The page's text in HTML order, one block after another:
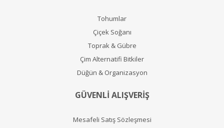
Tohumlar
Çiçek Soğanı
Toprak & Gübre
Çim Alternatifi Bitkiler
Düğün & Organizasyon
GÜVENLİ ALIŞVERİŞ
Mesafeli Satış Sözleşmesi